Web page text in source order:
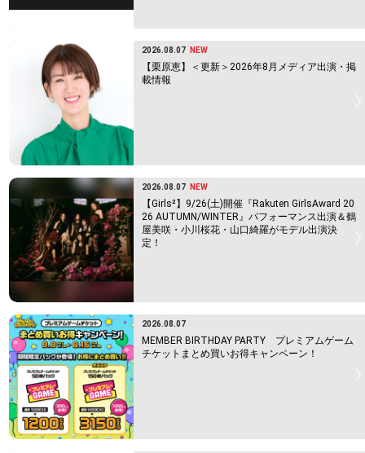
2026.08.07 NEW
【栗原恵】＜更新＞2026年8月メディア出演・掲
載情報
2026.08.07 NEW
【Girls²】9/26(土)開催『Rakuten GirlsAward 20
26 AUTUMN/WINTER』パフォーマンス出演＆鶴
屋美咲・小川桜花・山口綺羅がモデル出演決
定！
2026.08.07
MEMBER BIRTHDAY PARTY プレミアムゲーム
チケットまとめ買いお得キャンペーン！